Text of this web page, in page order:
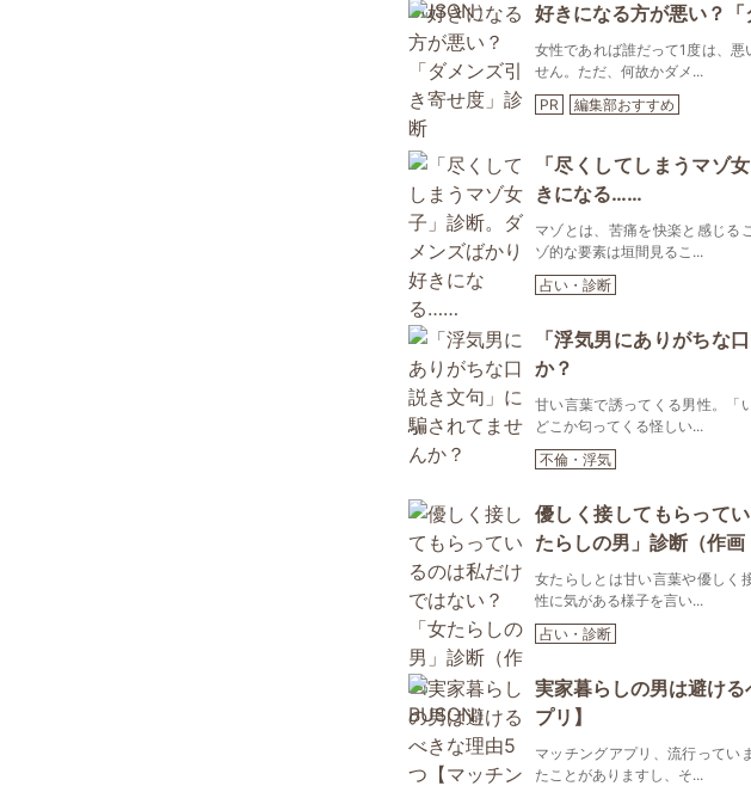
好きになる方が悪い？
女性であれば誰だって1度は、
せん。ただ、何故かダメ...
PR
編集部おすすめ
「尽くしてしまうマゾ
きになる……
マゾとは、苦痛を快楽と感じる
ゾ的な要素は垣間見るこ...
占い・診断
「浮気男にありがちな
か？
甘い言葉で誘ってくる男性。「
どこか匂ってくる怪しい...
不倫・浮気
優しく接してもらって
たらしの男」診断（作画
女たらしとは甘い言葉や優しく
性に気がある様子を言い...
占い・診断
実家暮らしの男は避け
プリ】
マッチングアプリ、流行ってい
たことがありますし、そ...